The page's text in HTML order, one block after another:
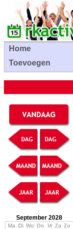
Home
Toevoegen
September 2028
Ma Di Wo Do Vr Za Zo